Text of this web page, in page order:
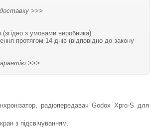
>>>
(згідно з умовами виробника)
протягом 14 днів (відповідно до закону
>>>
радіопередавач Godox Xpro-S для
з підсвічуванням.